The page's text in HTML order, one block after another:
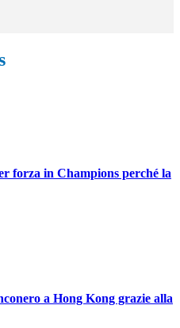
forza in Champions perché la
a Hong Kong grazie alla